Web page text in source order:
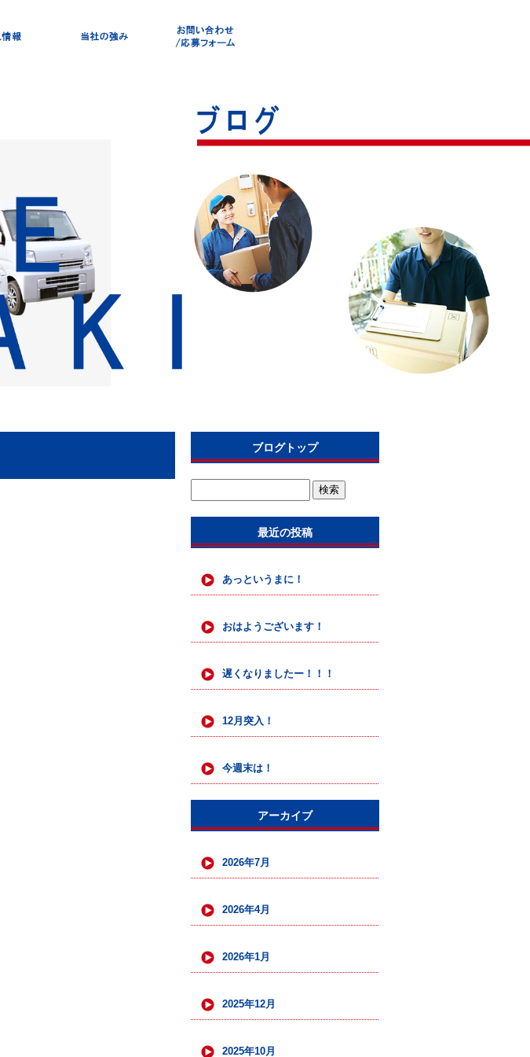
ブログトップ
最近の投稿
あっというまに！
おはようございます！
遅くなりましたー！！！
12月突入！
今週末は！
アーカイブ
2026年7月
2026年4月
2026年1月
2025年12月
2025年10月